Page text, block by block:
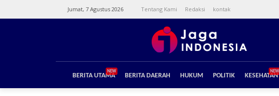
Jumat, 7 Agustus 2026 Tentang Kami Redaksi kontak
BERITA UTAMA
NEW
BERITA DAERAH HUKUM POLITIK KESEHATAN
NEW